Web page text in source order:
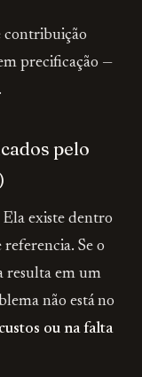
contribuição
precificação —
pelo
existe dentro
Se o
resulta em um
não está no
ou na falta